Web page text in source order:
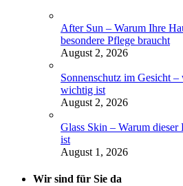
After Sun – Warum Ihre
besondere Pflege braucht
August 2, 2026
Sonnenschutz im Gesicht
wichtig ist
August 2, 2026
Glass Skin – Warum
ist
August 1, 2026
Wir sind für Sie da